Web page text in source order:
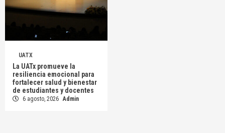
UATX
La UATx promueve la
resiliencia emocional para
fortalecer salud y bienestar
de estudiantes y docentes
6 agosto, 2026 Admin